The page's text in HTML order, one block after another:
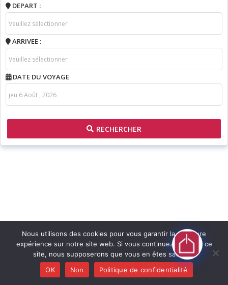
DEPART :
ARRIVEE :
DATE DU VOYAGE
RECHERCHER
Nous utilisons des cookies pour vous garantir la meilleure
expérience sur notre site web. Si vous continuez à utiliser ce
site, nous supposerons que vous en êtes satisfait.
OK
Non Politique de confidentialité